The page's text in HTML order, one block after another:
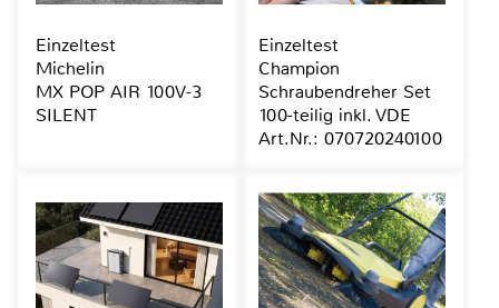
Einzeltest
Michelin
MX POP AIR 100V-3
SILENT
Einzeltest
Champion
Schraubendreher Set
100-teilig inkl. VDE
Art.Nr.: 070720240100